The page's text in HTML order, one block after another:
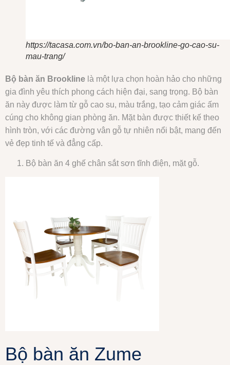
https://tacasa.com.vn/bo-ban-an-brookline-go-cao-su-
mau-trang/
Bộ bàn ăn Brookline là một lựa chọn hoàn hảo cho những
gia đình yêu thích phong cách hiện đại, sang trọng. Bộ bàn
ăn này được làm từ gỗ cao su, màu trắng, tạo cảm giác ấm
cúng cho không gian phòng ăn. Mặt bàn được thiết kế theo
hình tròn, với các đường vân gỗ tự nhiên nổi bật, mang đến
vẻ đẹp tinh tế và đẳng cấp.
Bộ bàn ăn 4 ghế chân sắt sơn tĩnh điện, mặt gỗ.
Bộ bàn ăn Zume